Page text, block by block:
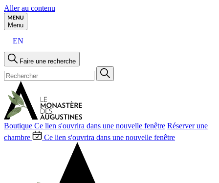
Aller au contenu
Menu
EN
Faire une recherche
Boutique Ce lien s'ouvrira dans une nouvelle fenêtre Réserver une
chambre
Ce lien s'ouvrira dans une nouvelle fenêtre